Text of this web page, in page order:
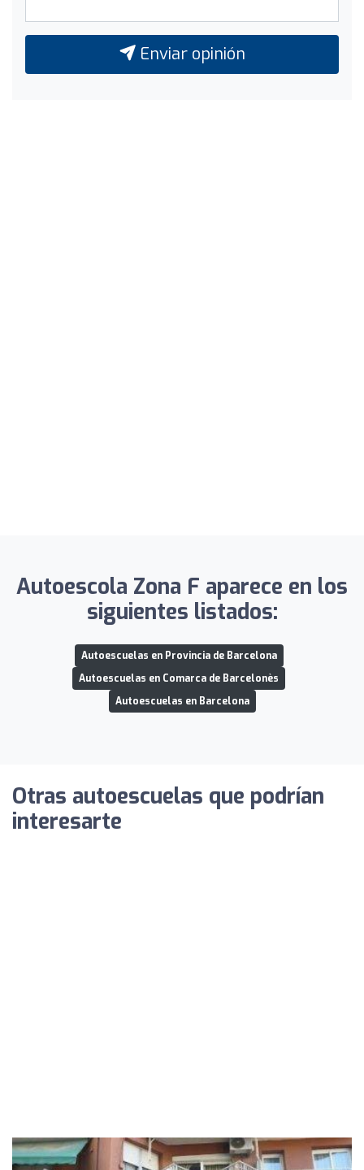
Enviar opinión
Autoescola Zona F aparece en los
siguientes listados:
Autoescuelas en Provincia de Barcelona
Autoescuelas en Comarca de Barcelonès
Autoescuelas en Barcelona
Otras autoescuelas que podrían
interesarte